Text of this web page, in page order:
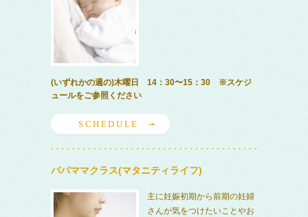
(いずれかの週の)木曜日 14：30〜15：30 ※スケジ
ュールをご参照ください
SCHEDULE
パパママクラス(マタニティライフ)
主に妊娠初期から前期の妊婦
さんが気をつけたいことやお